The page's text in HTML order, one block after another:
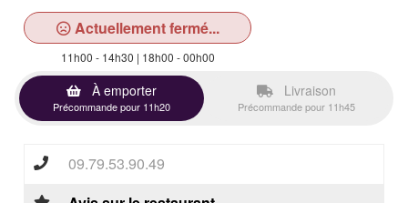
Actuellement fermé...
11h00 - 14h30 | 18h00 - 00h00
À emporter
Précommande pour 11h20
Livraison
Précommande pour 11h45
09.79.53.90.49